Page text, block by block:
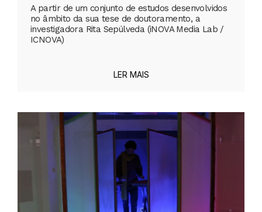
A partir de um conjunto de estudos desenvolvidos
no âmbito da sua tese de doutoramento, a
investigadora Rita Sepúlveda (iNOVA Media Lab /
ICNOVA)
LER MAIS